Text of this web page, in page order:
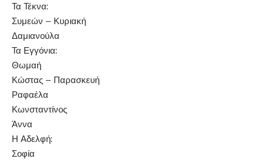
Τα Τέκνα:
Συμεών – Κυριακή
Δαμιανούλα
Τα Εγγόνια:
Θωμαή
Κώστας – Παρασκευή
Ραφαέλα
Κωνσταντίνος
Άννα
Η Αδελφή:
Σοφία